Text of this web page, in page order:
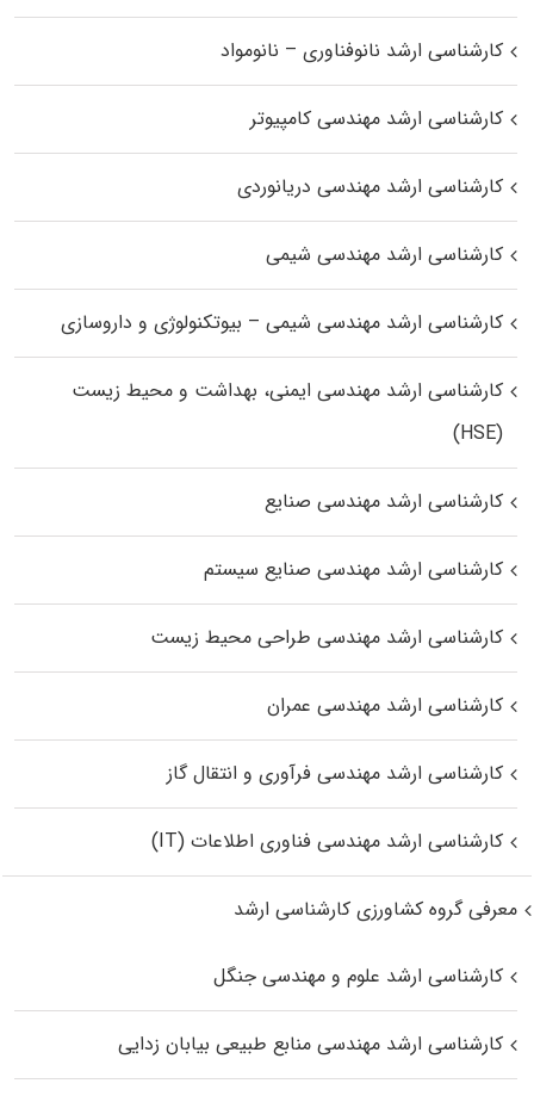
کارشناسی ارشد نانوفناوری – نانومواد
کارشناسی ارشد مهندسی کامپیوتر
کارشناسی ارشد مهندسی دریانوردی
کارشناسی ارشد مهندسی شیمی
کارشناسی ارشد مهندسی شیمی – بیوتکنولوژی و داروسازی
کارشناسی ارشد مهندسی ایمنی، بهداشت و محیط زیست
(HSE)
کارشناسی ارشد مهندسی صنایع
کارشناسی ارشد مهندسی صنایع سیستم
کارشناسی ارشد مهندسی طراحی محیط زیست
کارشناسی ارشد مهندسی عمران
کارشناسی ارشد مهندسی فرآوری و انتقال گاز
کارشناسی ارشد مهندسی فناوری اطلاعات (IT)
معرفی گروه کشاورزی کارشناسی ارشد
کارشناسی ارشد علوم و مهندسی جنگل
کارشناسی ارشد مهندسی منابع طبیعی بیابان زدایی